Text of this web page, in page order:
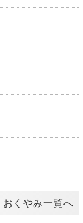
おくやみ一覧へ